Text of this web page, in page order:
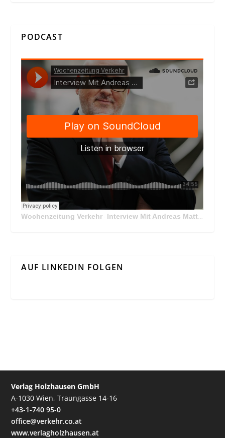
PODCAST
Wochenzeitung Verkehr · Interview Mit Andreas Matthä, CEO der ÖBB Holding
AUF LINKEDIN FOLGEN
Verlag Holzhausen GmbH
A-1030 Wien, Traungasse 14-16
+43-1-740 95-0
office@verkehr.co.at
www.verlagholzhausen.at